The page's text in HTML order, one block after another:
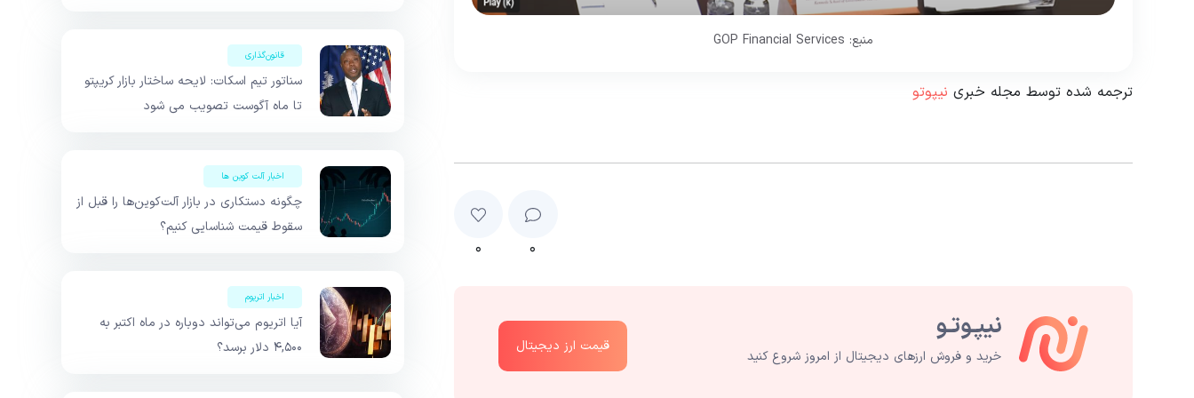
منبع: GOP Financial Services
ترجمه شده توسط مجله خبری نیپوتو
۰ ۰
خرید و فروش ارزهای دیجیتال از امروز شروع کنید
قیمت ارز دیجیتال
قانون‌گذاری
سناتور تیم اسکات: لایحه ساختار بازار کریپتو
تا ماه آگوست تصویب می شود
اخبار آلت کوین ها
چگونه دستکاری در بازار آلت‌کوین‌ها را قبل از
سقوط قیمت شناسایی کنیم؟
اخبار اتریوم
آیا اتریوم می‌تواند دوباره در ماه اکتبر به
۴,۵۰۰ دلار برسد؟